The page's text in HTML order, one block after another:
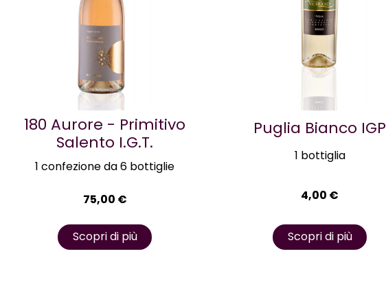
180 Aurore - Primitivo
Salento I.G.T.
1 confezione da 6 bottiglie
75,00 €
Scopri di più
Puglia Bianco IGP
1 bottiglia
4,00 €
Scopri di più